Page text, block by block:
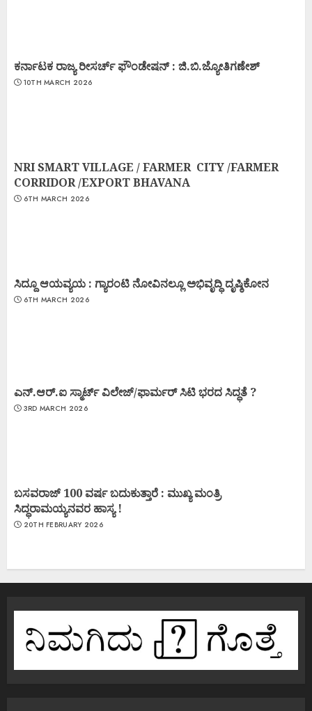
ಕರ್ನಾಟಕ ರಾಜ್ಯ ರೀಸರ್ಚ್ ಫೌಂಡೇಷನ್ : ಜಿ.ಬಿ.ಜ್ಯೋತಿಗಣೇಶ್
10TH MARCH 2026
NRI SMART VILLAGE / FARMER CITY /FARMER
CORRIDOR /EXPORT BHAVANA
6TH MARCH 2026
ಸಿದ್ದೂ ಆಯವ್ಯಯ : ಗ್ಯಾರಂಟಿ ನೋವಿನಲ್ಲೂ ಅಭಿವೃದ್ಧಿ ದೃಷ್ಠಿಕೋನ
6TH MARCH 2026
ಎನ್.ಆರ್.ಐ ಸ್ಮಾರ್ಟ್ ವಿಲೇಜ್/ಫಾರ್ಮರ್ ಸಿಟಿ ಭರದ ಸಿದ್ಧತೆ ?
3RD MARCH 2026
ಬಸವರಾಜ್ 100 ವರ್ಷ ಬದುಕುತ್ತಾರೆ : ಮುಖ್ಯ ಮಂತ್ರಿ
ಸಿದ್ಧರಾಮಯ್ಯನವರ ಹಾಸ್ಯ !
20TH FEBRUARY 2026